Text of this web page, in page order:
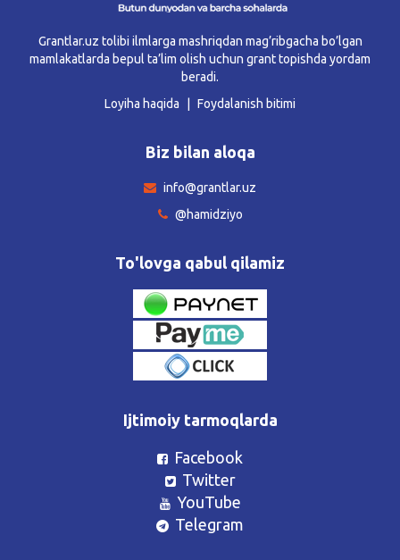
Grantlar.uz tolibi ilmlarga mashriqdan mag’ribgacha bo’lgan
mamlakatlarda bepul ta’lim olish uchun grant topishda yordam
beradi.
Loyiha haqida
Foydalanish bitimi
Biz bilan aloqa
info@grantlar.uz
@hamidziyo
To'lovga qabul qilamiz
Ijtimoiy tarmoqlarda
Facebook
Twitter
YouTube
Telegram